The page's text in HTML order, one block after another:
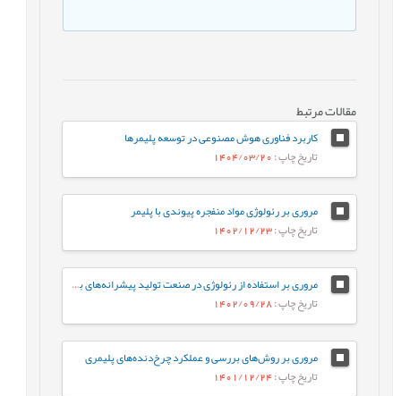
مقالات مرتبط
کاربرد فناوری هوش مصنوعی در توسعه پلیمرها
تاریخ چاپ: 1404/03/20
مروری بر رئولوژی مواد منفجره پیوندی با پلیمر
تاریخ چاپ: 1402/12/23
مروری بر استفاده از رئولوژی در صنعت تولید پیشرانه‌های بر پایه پلیمر نیتروسلولز
تاریخ چاپ: 1402/09/28
مروری بر روش‌های بررسی و عملکرد چرخ‌دنده‌های پلیمری
تاریخ چاپ: 1401/12/24